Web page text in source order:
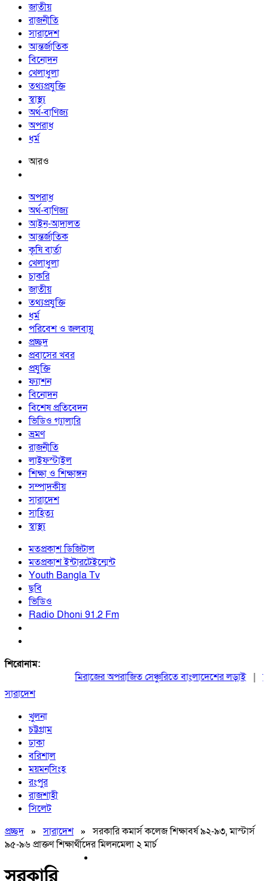
জাতীয়
রাজনীতি
সারাদেশ
আন্তর্জাতিক
বিনোদন
খেলাধুলা
তথ্যপ্রযুক্তি
স্বাস্থ্য
অর্থ-বাণিজ্য
অপরাধ
ধর্ম
আরও
অপরাধ
অর্থ-বাণিজ্য
আইন-আদালত
আন্তর্জাতিক
কৃষি বার্তা
খেলাধুলা
চাকরি
জাতীয়
তথ্যপ্রযুক্তি
ধর্ম
পরিবেশ ও জলবায়ু
প্রচ্ছদ
প্রবাসের খবর
প্রযুক্তি
ফ্যাশন
বিনোদন
বিশেষ প্রতিবেদন
ভিডিও গ্যালারি
ভ্রমণ
রাজনীতি
লাইফস্টাইল
শিক্ষা ও শিক্ষাঙ্গন
সম্পাদকীয়
সারাদেশ
সাহিত্য
স্বাস্থ্য
মতপ্রকাশ ডিজিটাল
মতপ্রকাশ ইন্টারটেইন্মেন্ট
Youth Bangla Tv
ছবি
ভিডিও
Radio Dhoni 91.2 Fm
শিরোনাম:
মিরাজের অপরাজিত সেঞ্চুরিতে বাংলাদেশের লড়াই|
সারাদেশ
খুলনা
চট্টগ্রাম
ঢাকা
বরিশাল
ময়মনসিংহ
রংপুর
রাজশাহী
সিলেট
প্রচ্ছদ»সারাদেশ»সরকারি কমার্স কলেজ শিক্ষাবর্ষ ৯২-৯৩, মাস্টার্স
৯৫-৯৬ প্রাক্তণ শিক্ষার্থীদের মিলনমেলা ২ মার্চ